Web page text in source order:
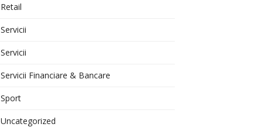
Retail
Servicii
Servicii
Servicii Financiare & Bancare
Sport
Uncategorized